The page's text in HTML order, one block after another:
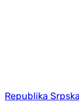
Republika Srpska